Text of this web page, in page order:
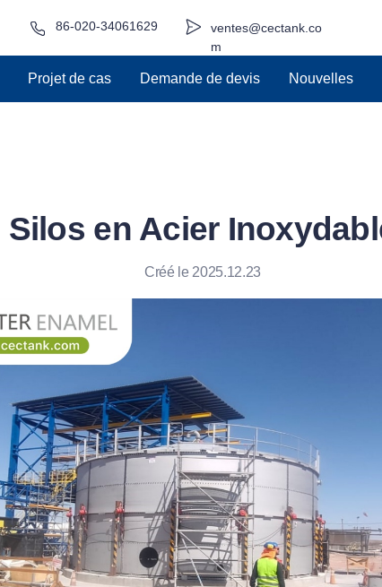
ventes@cectank.co
m
86-020-34061629
Projet de cas Demande de devis Nouvelles
Silos en Acier
Créé le 2025.12.23